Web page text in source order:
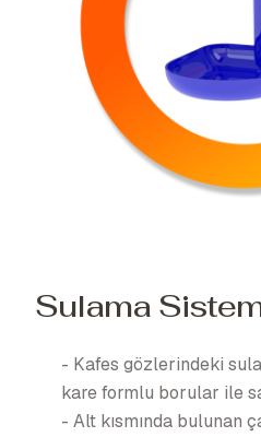
Sulama
- Kafes gözlerindeki
kare formlu borular ile
- Alt kısmında bulunan